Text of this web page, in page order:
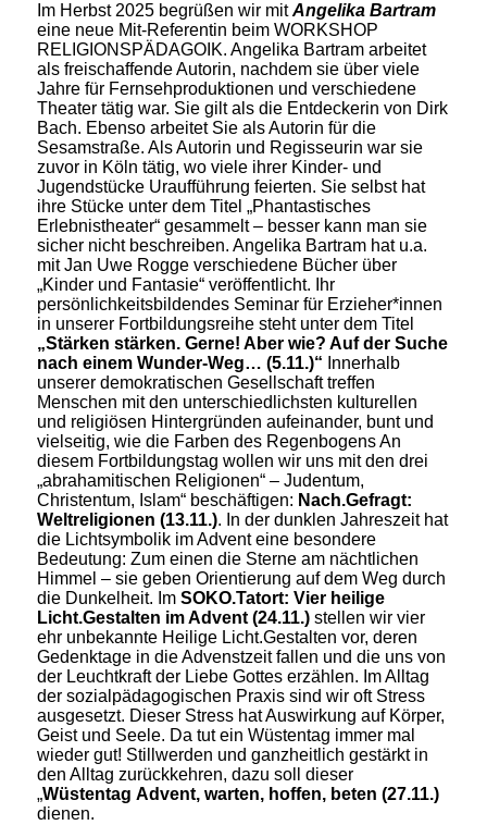
Im Herbst 2025 begrüßen wir mitAngelika Bartram
eine neue Mit-Referentin beim WORKSHOP
RELIGIONSPÄDAGOIK. Angelika Bartram arbeitet
als freischaffende Autorin, nachdem sie über viele
Jahre für Fernsehproduktionen und verschiedene
Theater tätig war. Sie gilt als die Entdeckerin von Dirk
Bach. Ebenso arbeitet Sie als Autorin für die
Sesamstraße. Als Autorin und Regisseurin war sie
zuvor in Köln tätig, wo viele ihrer Kinder- und
Jugendstücke Uraufführung feierten. Sie selbst hat
ihre Stücke unter dem Titel „Phantastisches
Erlebnistheater“ gesammelt – besser kann man sie
sicher nicht beschreiben. Angelika Bartram hat u.a.
mit Jan Uwe Rogge verschiedene Bücher über
„Kinder und Fantasie“ veröffentlicht. Ihr
persönlichkeitsbildendes Seminar für Erzieher*innen
in unserer Fortbildungsreihe steht unter dem Titel
„Stärken stärken. Gerne! Aber wie? Auf der Suche
nach einem Wunder-Weg… (5.11.)“ Innerhalb
unserer demokratischen Gesellschaft treffen
Menschen mit den unterschiedlichsten kulturellen
und religiösen Hintergründen aufeinander, bunt und
vielseitig, wie die Farben des Regenbogens An
diesem Fortbildungstag wollen wir uns mit den drei
„abrahamitischen Religionen“ – Judentum,
Christentum, Islam“ beschäftigen: Nach.Gefragt:
Weltreligionen (13.11.). In der dunklen Jahreszeit hat
die Lichtsymbolik im Advent eine besondere
Bedeutung: Zum einen die Sterne am nächtlichen
Himmel – sie geben Orientierung auf dem Weg durch
die Dunkelheit. Im SOKO.Tatort: Vier heilige
Licht.Gestalten im Advent (24.11.)stellen wir vier
ehr unbekannte Heilige Licht.Gestalten vor, deren
Gedenktage in die Advenstzeit fallen und die uns von
der Leuchtkraft der Liebe Gottes erzählen. Im Alltag
der sozialpädagogischen Praxis sind wir oft Stress
ausgesetzt. Dieser Stress hat Auswirkung auf Körper,
Geist und Seele. Da tut ein Wüstentag immer mal
wieder gut! Stillwerden und ganzheitlich gestärkt in
den Alltag zurückkehren, dazu soll dieser
„Wüstentag Advent, warten, hoffen, beten (27.11.)
dienen.